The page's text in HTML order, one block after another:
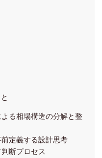
る相場構造の分解と整
定義する設計思考
断プロセス